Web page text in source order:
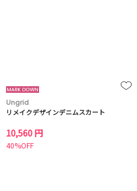
Ungrid
リメイクデザインデニムスカート
10,560 円
40%OFF